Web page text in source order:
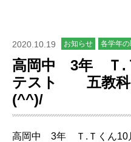
2020.10.19 お知らせ 各学年
高岡中 3年 Ｔ.
テスト 五教科
(^^)/
高岡中 3年 Ｔ.Ｔくん